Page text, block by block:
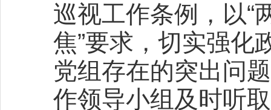
巡视工作条例，以“
焦”要求，切实强化
党组存在的突出问
作领导小组及时听